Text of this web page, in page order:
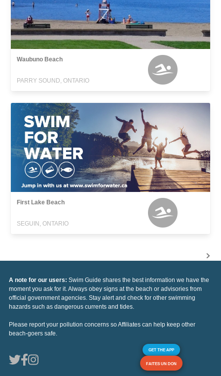
Waubuno Beach
PARRY SOUND, ONTARIO
First Lake Beach
SEGUIN, ONTARIO
A note for our users: Swim Guide shares the best information we have the
moment you ask for it. Always obey signs at the beach or advisories from
official government agencies. Stay alert and check for other swimming
hazards such as dangerous currents and tides.
Please report your pollution concerns so Affiliates can help keep other
beach-goers safe.
GET THE APP
FAITES UN DON